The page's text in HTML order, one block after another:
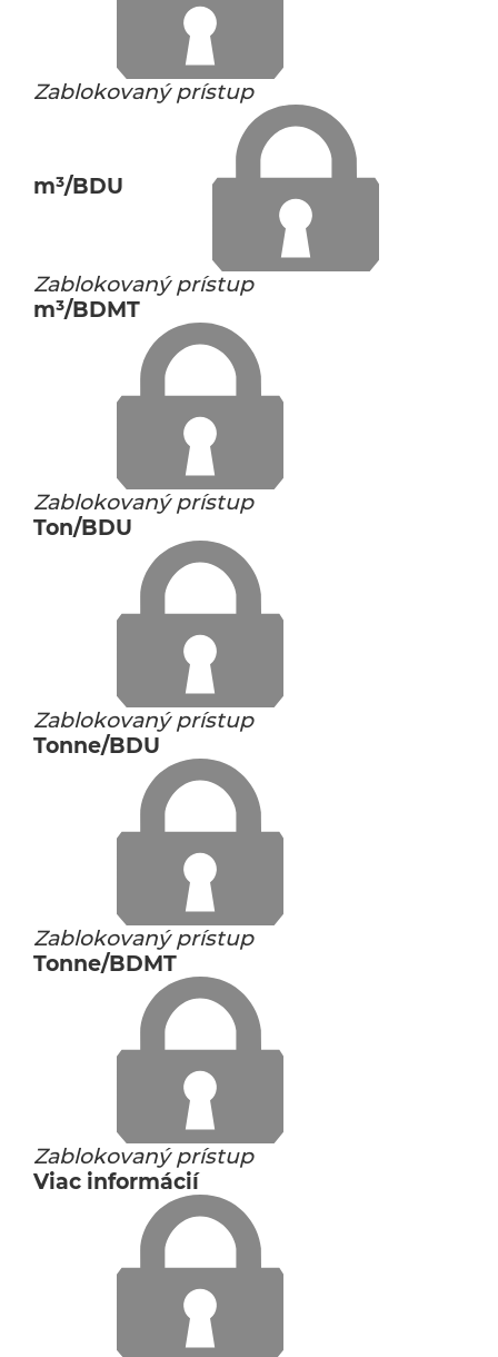
Zablokovaný prístup
m³/BDU
Zablokovaný prístup
m³/BDMT
Zablokovaný prístup
Ton/BDU
Zablokovaný prístup
Tonne/BDU
Zablokovaný prístup
Tonne/BDMT
Zablokovaný prístup
Viac informácií